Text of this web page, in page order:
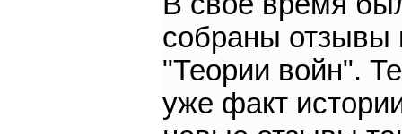
собраны отзывы
"Теории войн".
уже факт